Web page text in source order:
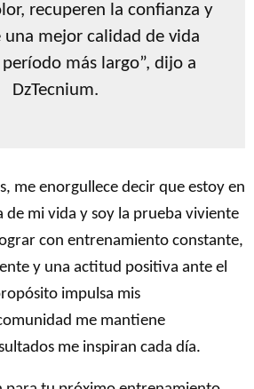
recuperen la confianza y
mejor calidad de vida
más largo”, dijo a
DzTecnium.
me enorgullece decir que estoy en
de mi vida y soy la prueba viviente
con entrenamiento constante,
y una actitud positiva ante el
impulsa mis
me mantiene
me inspiran cada día.